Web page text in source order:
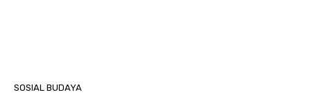
SOSIAL BUDAYA